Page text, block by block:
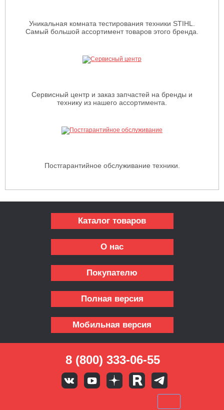
Уникальная комната тестирования техники STIHL.
Самый большой ассортимент товаров этого бренда.
Сервисный центр и заказ запчастей на бренды и
технику из нашего ассортимента.
Постгарантийное обслуживание техники.
Каталог товаров
О нас
Покупателю
Полная версия
Мобильная версия
8 (800) 333-06-55